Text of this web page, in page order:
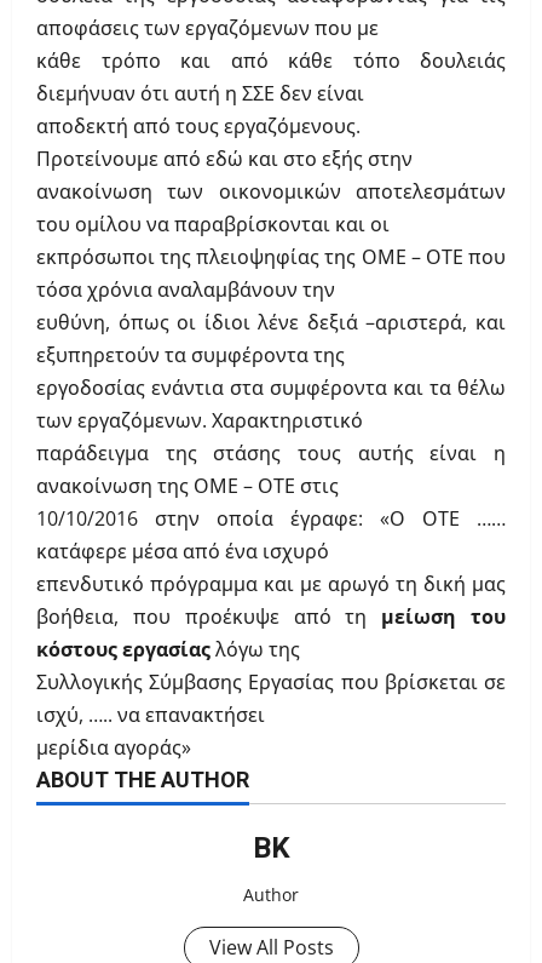
αποφάσεις των εργαζόμενων που με
κάθε τρόπο και από κάθε τόπο δουλειάς
διεμήνυαν ότι αυτή η ΣΣΕ δεν είναι
αποδεκτή από τους εργαζόμενους.
Προτείνουμε από εδώ και στο εξής στην
ανακοίνωση των οικονομικών αποτελεσμάτων
του ομίλου να παραβρίσκονται και οι
εκπρόσωποι της πλειοψηφίας της ΟΜΕ – ΟΤΕ που
τόσα χρόνια αναλαμβάνουν την
ευθύνη, όπως οι ίδιοι λένε δεξιά –αριστερά, και
εξυπηρετούν τα συμφέροντα της
εργοδοσίας ενάντια στα συμφέροντα και τα θέλω
των εργαζόμενων. Χαρακτηριστικό
παράδειγμα της στάσης τους αυτής είναι η
ανακοίνωση της ΟΜΕ – ΟΤΕ στις
10/10/2016 στην οποία έγραφε: «Ο ΟΤΕ ……
κατάφερε μέσα από ένα ισχυρό
επενδυτικό πρόγραμμα και με αρωγό τη δική μας
βοήθεια, που προέκυψε από τη μείωση του
κόστους εργασίαςλόγω της
Συλλογικής Σύμβασης Εργασίας που βρίσκεται σε
ισχύ, ….. να επανακτήσει
μερίδια αγοράς»
ABOUT THE AUTHOR
ΒΚ
Author
View All Posts